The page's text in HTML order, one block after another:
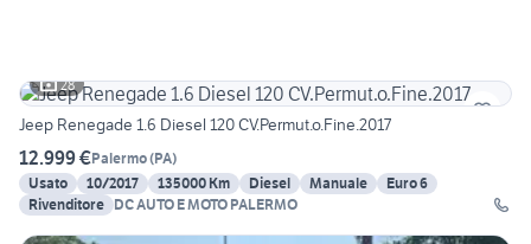
28
Jeep Renegade 1.6 Diesel 120 CV.Permut.o.Fine.2017
12.999 €Palermo(PA)
Usato
10/2017 135000 Km Diesel Manuale
Euro 6
Rivenditore DC AUTO E MOTO PALERMO